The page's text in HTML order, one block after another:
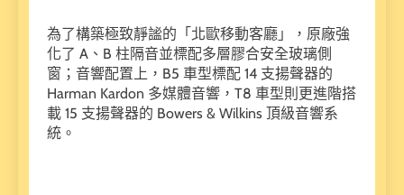
為了構築極致靜謐的「北歐移動客廳」，原廠強
化了 A、B 柱隔音並標配多層膠合安全玻璃側
窗；音響配置上，B5 車型標配 14 支揚聲器的
Harman Kardon 多媒體音響，T8 車型則更進階搭
載 15 支揚聲器的 Bowers & Wilkins 頂級音響系
統。